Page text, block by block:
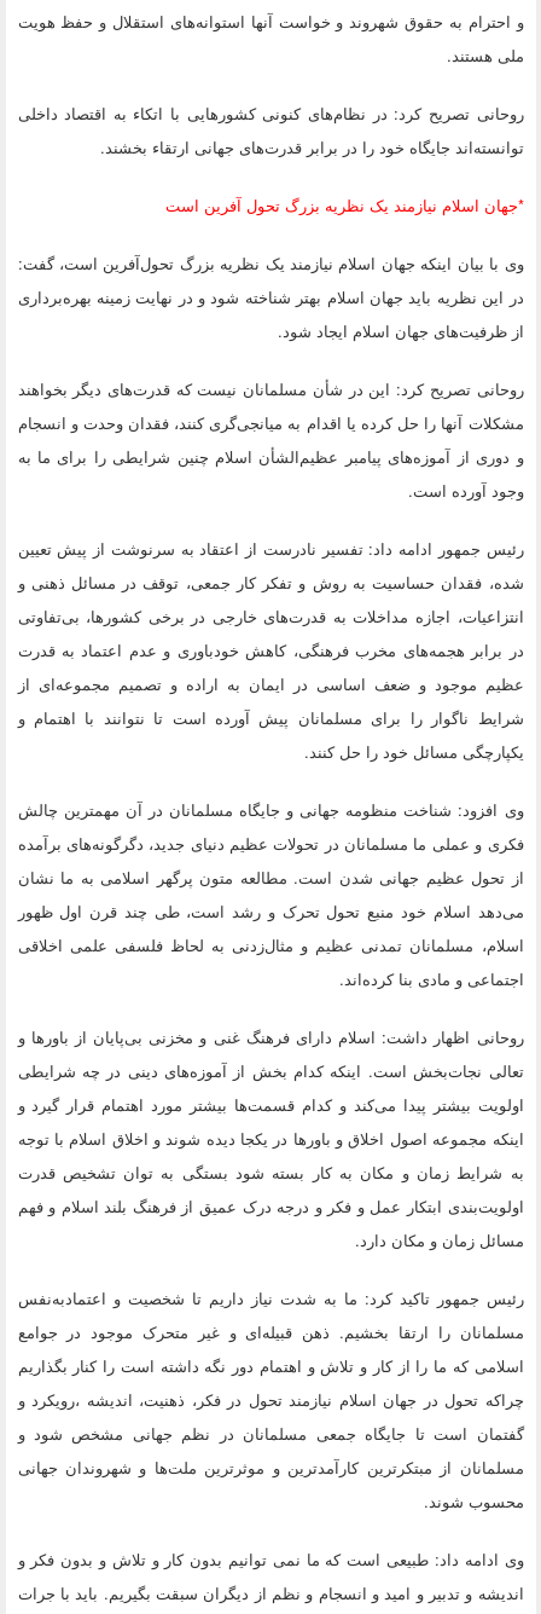
و احترام به حقوق شهروند و خواست آنها استوانه‌های استقلال و حفظ هویت
ملی هستند.
روحانی تصریح کرد: در نظام‌های کنونی کشورهایی با اتکاء به اقتصاد داخلی
توانسته‌اند جایگاه خود را در برابر قدرت‌های جهانی ارتقاء بخشند.
*جهان اسلام نیازمند یک نظریه بزرگ تحول آفرین است
وی با بیان اینکه جهان اسلام نیازمند یک نظریه بزرگ تحول‌آفرین است، گفت:
در این نظریه باید جهان اسلام بهتر شناخته شود و در نهایت زمینه بهره‌برداری
از ظرفیت‌های جهان اسلام ایجاد شود.
روحانی تصریح کرد: این در شأن مسلمانان نیست که قدرت‌های دیگر بخواهند
مشکلات آنها را حل کرده یا اقدام به میانجی‌گری کنند، فقدان وحدت و انسجام
و دوری از آموزه‌های پیامبر عظیم‌الشأن اسلام چنین شرایطی را برای ما به
وجود آورده است.
رئیس جمهور ادامه داد: تفسیر نادرست از اعتقاد به سرنوشت از پیش تعیین
شده، فقدان حساسیت به روش و تفکر کار جمعی، توقف در مسائل ذهنی و
انتزاعیات، اجازه مداخلات به قدرت‌های خارجی در برخی کشورها، بی‌تفاوتی
در برابر هجمه‌های مخرب فرهنگی، کاهش خودباوری و عدم اعتماد به قدرت
عظیم موجود و ضعف اساسی در ایمان به اراده و تصمیم مجموعه‌ای از
شرایط ناگوار را برای مسلمانان پیش آورده است تا نتوانند با اهتمام و
یکپارچگی مسائل خود را حل کنند.
وی افزود: شناخت منظومه جهانی و جایگاه مسلمانان در آن مهمترین چالش
فکری و عملی ما مسلمانان در تحولات عظیم دنیای جدید، دگرگونه‌های برآمده
از تحول عظیم جهانی شدن است. مطالعه متون پرگهر اسلامی به ما نشان
می‌دهد اسلام خود منبع تحول تحرک و رشد است، طی چند قرن اول ظهور
اسلام، مسلمانان تمدنی عظیم و مثال‌زدنی به لحاظ فلسفی علمی اخلاقی
اجتماعی و مادی بنا کرده‌اند.
روحانی اظهار داشت: اسلام دارای فرهنگ غنی و مخزنی بی‌پایان از باورها و
تعالی نجات‌بخش است. اینکه کدام بخش از آموزه‌های دینی در چه شرایطی
اولویت بیشتر پیدا می‌کند و کدام قسمت‌ها بیشتر مورد اهتمام قرار گیرد و
اینکه مجموعه اصول اخلاق و باورها در یکجا دیده شوند و اخلاق اسلام با توجه
به شرایط زمان و مکان به کار بسته شود بستگی به توان تشخیص قدرت
اولویت‌بندی ابتکار عمل و فکر و درجه درک عمیق از فرهنگ بلند اسلام و فهم
مسائل زمان و مکان دارد.
رئیس جمهور تاکید کرد: ما به شدت نیاز داریم تا شخصیت و اعتمادبه‌نفس
مسلمانان را ارتقا بخشیم. ذهن قبیله‌ای و غیر متحرک موجود در جوامع
اسلامی که ما را از کار و تلاش و اهتمام دور نگه داشته است را کنار بگذاریم
چراکه تحول در جهان اسلام نیازمند تحول در فکر، ذهنیت، اندیشه ،رویکرد و
گفتمان است تا جایگاه جمعی مسلمانان در نظم جهانی مشخص شود و
مسلمانان از مبتکرترین کارآمدترین و موثرترین ملت‌ها و شهروندان جهانی
محسوب شوند.
وی ادامه داد: طبیعی است که ما نمی توانیم بدون کار و تلاش و بدون فکر و
اندیشه و تدبیر و امید و انسجام و نظم از دیگران سبقت بگیریم. باید با جرات